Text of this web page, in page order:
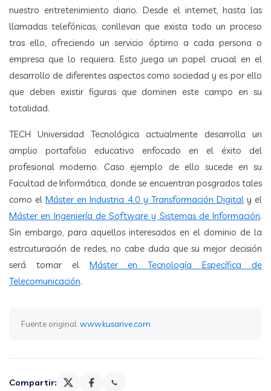
nuestro entretenimiento diario. Desde el internet, hasta las
llamadas telefónicas, conllevan que exista todo un proceso
tras ello, ofreciendo un servicio óptimo a cada persona o
empresa que lo requiera. Esto juega un papel crucial en el
desarrollo de diferentes aspectos como sociedad y es por ello
que deben existir figuras que dominen este campo en su
totalidad.
TECH Universidad Tecnológica actualmente desarrolla un
amplio portafolio educativo enfocado en el éxito del
profesional moderno. Caso ejemplo de ello sucede en su
Facultad de Informática, donde se encuentran posgrados tales
como elMáster en Industria 4.0 y Transformación Digitaly el
Máster en Ingeniería de Software y Sistemas de Información.
Sin embargo, para aquellos interesados en el dominio de la
estrcuturación de redes, no cabe duda que su mejor decisión
será tomar el Máster en Tecnología Específica de
Telecomunicación.
Fuente original:www.kusarive.com
Compartir: